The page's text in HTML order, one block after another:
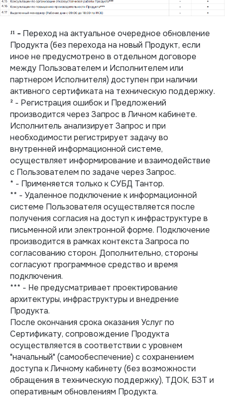
¹¹ - Переход на актуальное очередное обновление
Продукта (без перехода на новый Продукт, если
иное не предусмотрено в отдельном договоре
между Пользователем и Исполнителем или
партнером Исполнителя) доступен при наличии
активного сертификата на техническую поддержку.
² - Регистрация ошибок и Предложений
производится через Запрос в Личном кабинете.
Исполнитель анализирует Запрос и при
необходимости регистрирует задачу во
внутренней информационной системе,
осуществляет информирование и взаимодействие
с Пользователем по задаче через Запрос.
* - Применяется только к СУБД Тантор.
** - Удаленное подключение к информационной
системе Пользователя осуществляется после
получения согласия на доступ к инфраструктуре в
письменной или электронной форме. Подключение
производится в рамках контекста Запроса по
согласованию сторон. Дополнительно, стороны
согласуют программное средство и время
подключения.
*** - Не предусматривает проектирование
архитектуры, инфраструктуры и внедрение
Продукта.
После окончания срока оказания Услуг по
Сертификату, сопровождение Продукта
осуществляется в соответствии с уровнем
"начальный" (самообеспечение) с сохранением
доступа к Личному кабинету (без возможности
обращения в техническую поддержку), ТДОК, БЗТ и
оперативным обновлениям Продукта.